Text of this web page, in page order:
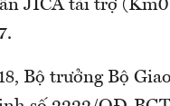
JICA tài trợ
Bộ trưởng Bộ